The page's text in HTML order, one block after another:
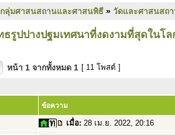
กลุ่มศาสนสถานและศาสนพิธี » วัดและศาสนสถ
ธรูปปางปฐมเทศนาที่งดงามที่สุดในโล
หน้า 1 จากทั้งหมด 1 [ 11 โพสต์ ]
ข้อความ
เมื่อ: 28 เม.ย. 2022, 20:16